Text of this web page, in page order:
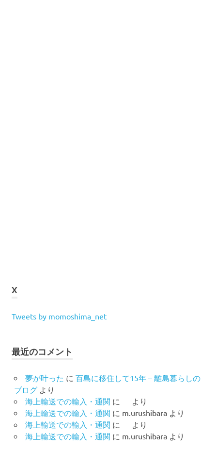
X
Tweets by momoshima_net
最近のコメント
夢が叶った に 百島に移住して15年 – 離島暮らしの
ブログより
海上輸送での輸入・通関 に
より
海上輸送での輸入・通関 に m.urushibaraより
海上輸送での輸入・通関 に
より
海上輸送での輸入・通関 に m.urushibaraより